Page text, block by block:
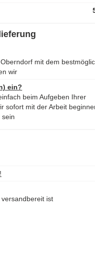
mit dem
wir
ein?
beim Aufgeben Ihrer
sofort mit der Arbeit
ist